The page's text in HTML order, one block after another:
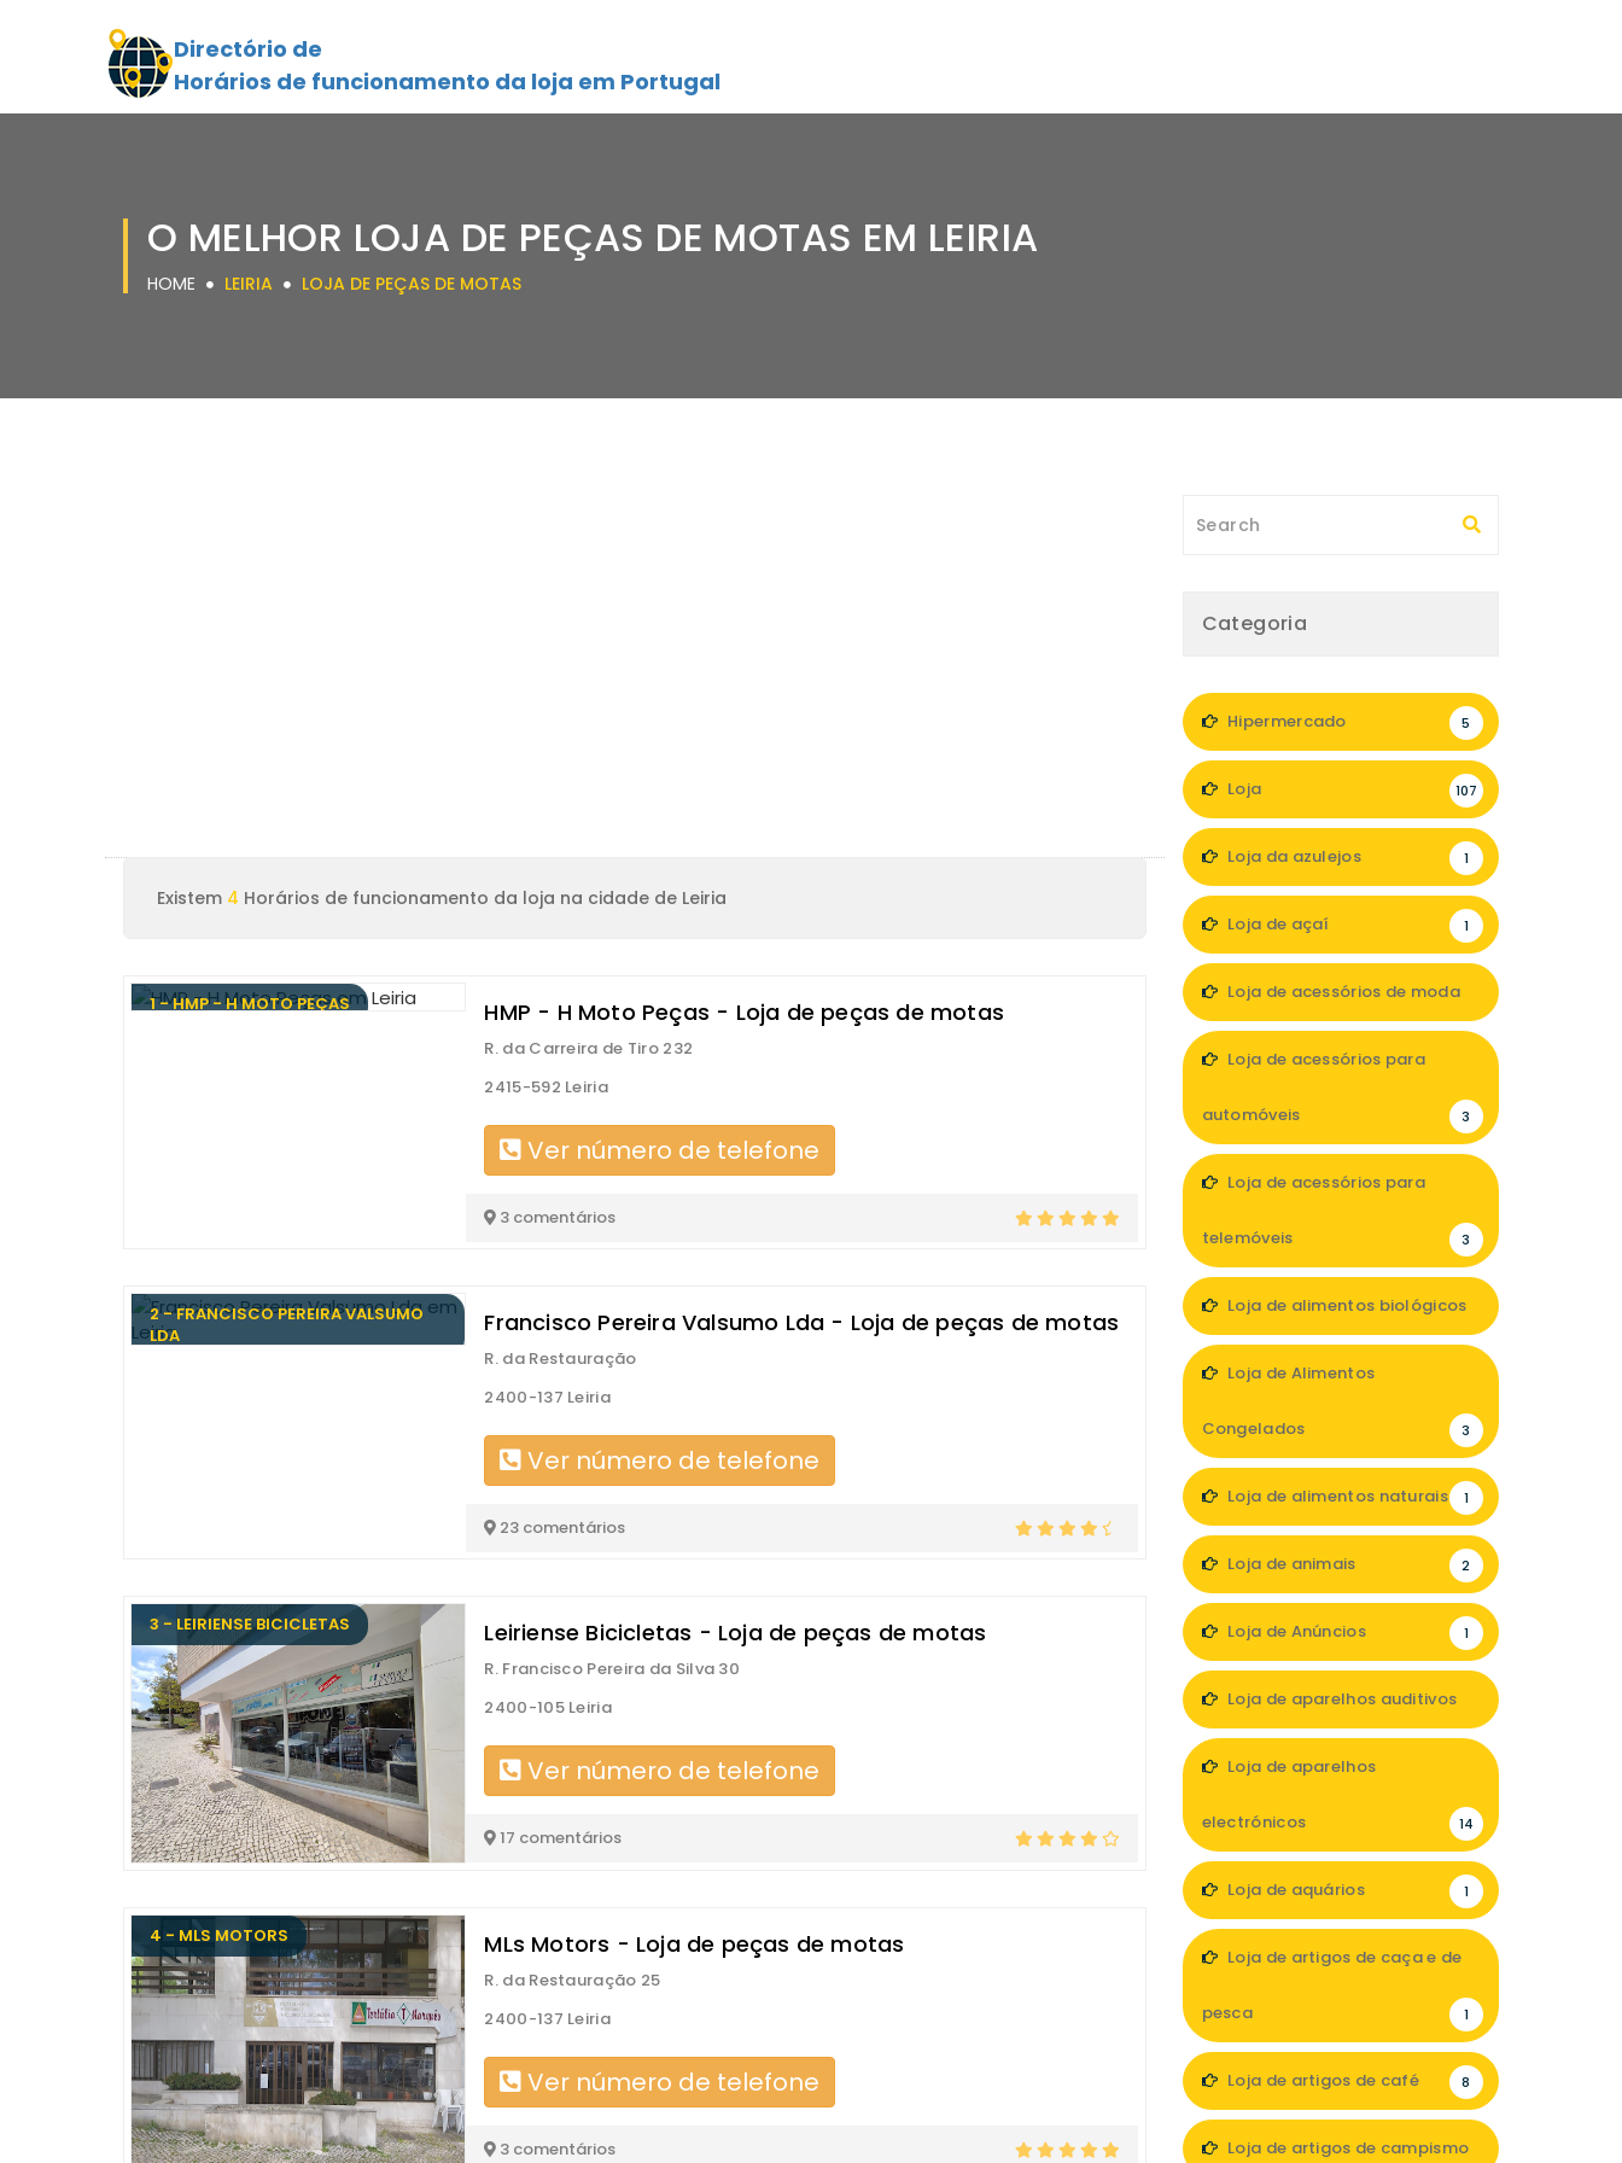
Directório de
Horários de funcionamento da loja em Portugal
O MELHOR LOJA DE PEÇAS DE MOTAS EM LEIRIA
HOME LEIRIA LOJA DE PEÇAS DE MOTAS
Existem 4 Horários de funcionamento da loja na cidade de Leiria
1 - HMP - H MOTO PEÇAS HMP - H Moto Peças - Loja de peças de motas
R. da Carreira de Tiro 232
2415-592 Leiria
Ver número de telefone
3 comentários
2 - FRANCISCO PEREIRA VALSUMO
LDA
Francisco Pereira Valsumo Lda - Loja de peças de motas
R. da Restauração
2400-137 Leiria
Ver número de telefone
23 comentários
3 - LEIRIENSE BICICLETAS Leiriense Bicicletas - Loja de peças de motas
R. Francisco Pereira da Silva 30
2400-105 Leiria
Ver número de telefone
17 comentários
4 - MLS MOTORS MLs Motors - Loja de peças de motas
R. da Restauração 25
2400-137 Leiria
Ver número de telefone
3 comentários
Categoria
Hipermercado 5
Loja 107
Loja da azulejos 1
Loja de açaí 1
Loja de acessórios de moda
Loja de acessórios para
automóveis 3
Loja de acessórios para
telemóveis 3
Loja de alimentos biológicos
Loja de Alimentos
Congelados 3
Loja de alimentos naturais 1
Loja de animais 2
Loja de Anúncios 1
Loja de aparelhos auditivos
Loja de aparelhos
electrónicos 14
Loja de aquários 1
Loja de artigos de caça e de
pesca 1
Loja de artigos de café 8
Loja de artigos de campismo